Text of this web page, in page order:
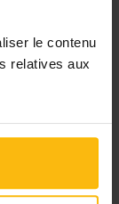
le contenu
relatives aux